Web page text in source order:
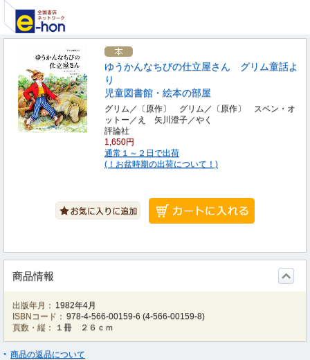
ゆうかんなちびの仕立屋さん グリム童話よ
り
児童図書館・絵本の部屋
グリム／〔原作〕 グリム／〔原作〕 スベン・オ
ットー／え 矢川澄子／やく
評論社
1,650円
通常１～２日で出荷
(！お盆時期の出荷について！)
商品情報
出版年月： 1982年4月
ISBNコード： 978-4-566-00159-6 (4-566-00159-8)
頁数・縦：
１冊 ２６ｃｍ
商品の返品について